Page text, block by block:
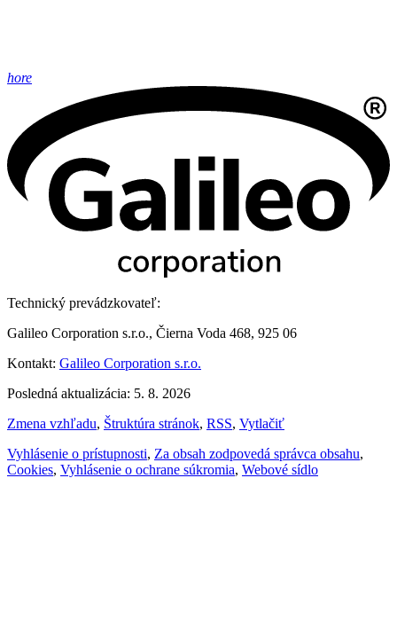
hore
Technický prevádzkovateľ:
Galileo Corporation s.r.o., Čierna Voda 468, 925 06
Kontakt: Galileo Corporation s.r.o.
Posledná aktualizácia: 5. 8. 2026
Zmena vzhľadu, Štruktúra stránok, RSS, Vytlačiť
Vyhlásenie o prístupnosti, Za obsah zodpovedá správca obsahu,
Cookies, Vyhlásenie o ochrane súkromia, Webové sídlo